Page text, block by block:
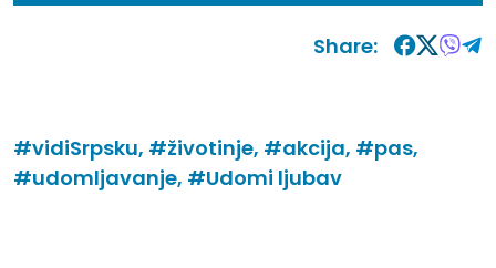
Share:
#vidiSrpsku, #životinje, #akcija, #pas,
#udomljavanje, #Udomi ljubav